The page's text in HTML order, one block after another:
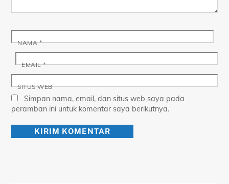
NAMA*
EMAIL*
SITUS WEB
Simpan nama, email, dan situs web saya pada
peramban ini untuk komentar saya berikutnya.